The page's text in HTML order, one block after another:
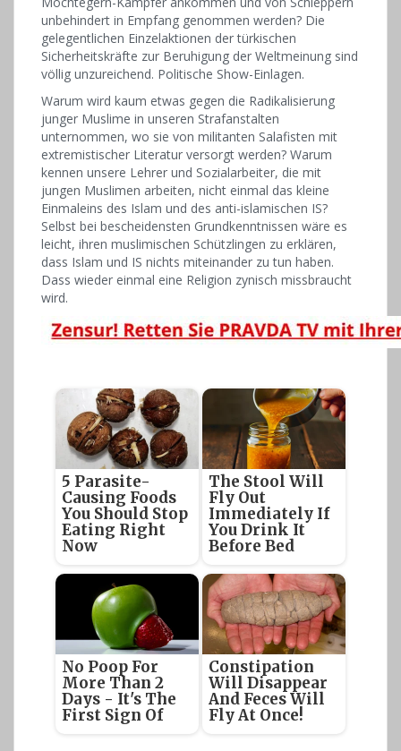
unbehindert in Empfang genommen werden? Die
gelegentlichen Einzelaktionen der türkischen
Sicherheitskräfte zur Beruhigung der Weltmeinung sind
völlig unzureichend. Politische Show-Einlagen.
Warum wird kaum etwas gegen die Radikalisierung
junger Muslime in unseren Strafanstalten
unternommen, wo sie von militanten Salafisten mit
extremistischer Literatur versorgt werden? Warum
kennen unsere Lehrer und Sozialarbeiter, die mit
jungen Muslimen arbeiten, nicht einmal das kleine
Einmaleins des Islam und des anti-islamischen IS?
Selbst bei bescheidensten Grundkenntnissen wäre es
leicht, ihren muslimischen Schützlingen zu erklären,
dass Islam und IS nichts miteinander zu tun haben.
Dass wieder einmal eine Religion zynisch missbraucht
wird.
5 Parasite-
Causing Foods
You Should Stop
Eating Right
Now
The Stool Will
Fly Out
Immediately If
You Drink It
Before Bed
No Poop For
More Than 2
Days - It's The
First Sign Of
Constipation
Will Disappear
And Feces Will
Fly At Once!